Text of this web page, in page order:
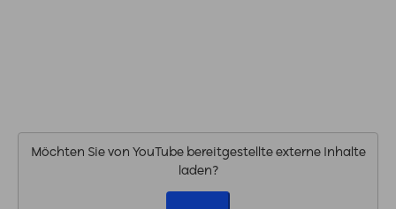
Möchten Sie von YouTubebereitgestellte externe Inhalte
laden?